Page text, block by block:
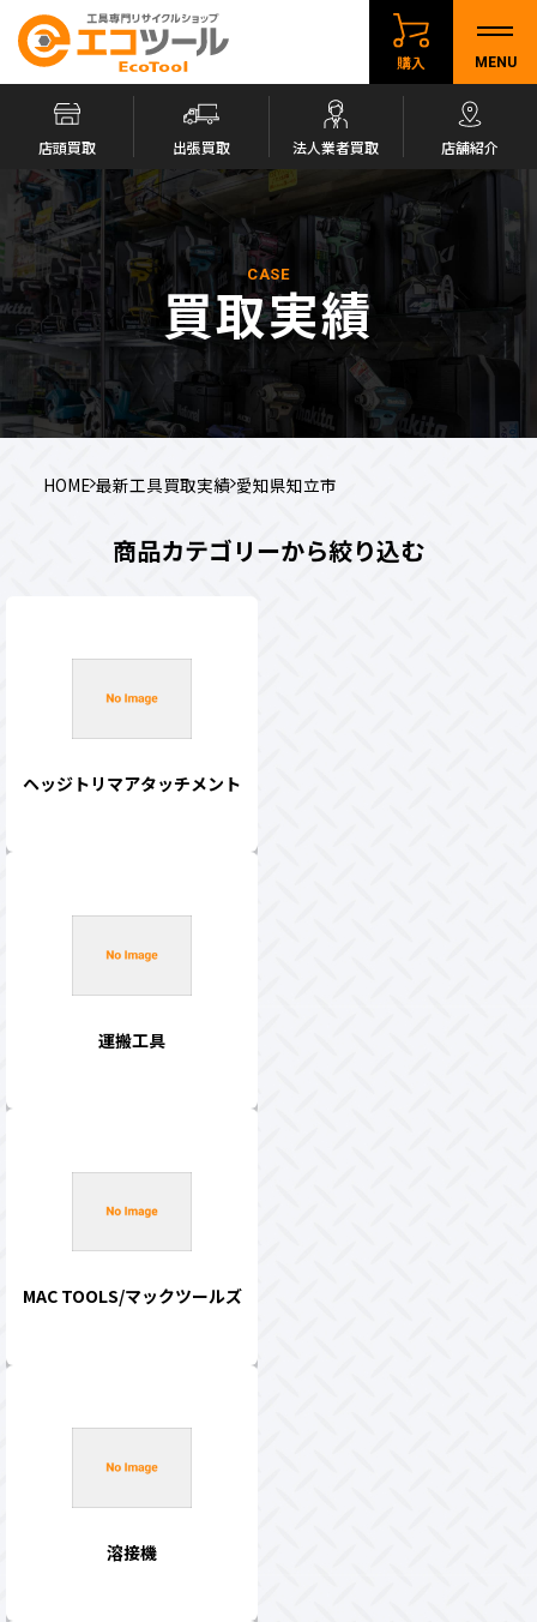
購入 MENU
店頭買取 出張買取 法人業者買取 店舗紹介
CASE
買取実績
HOME 最新工具買取実績 愛知県知立市
商品カテゴリーから絞り込む
ヘッジトリマアタッチメント
運搬工具
MAC TOOLS/マックツールズ
溶接機